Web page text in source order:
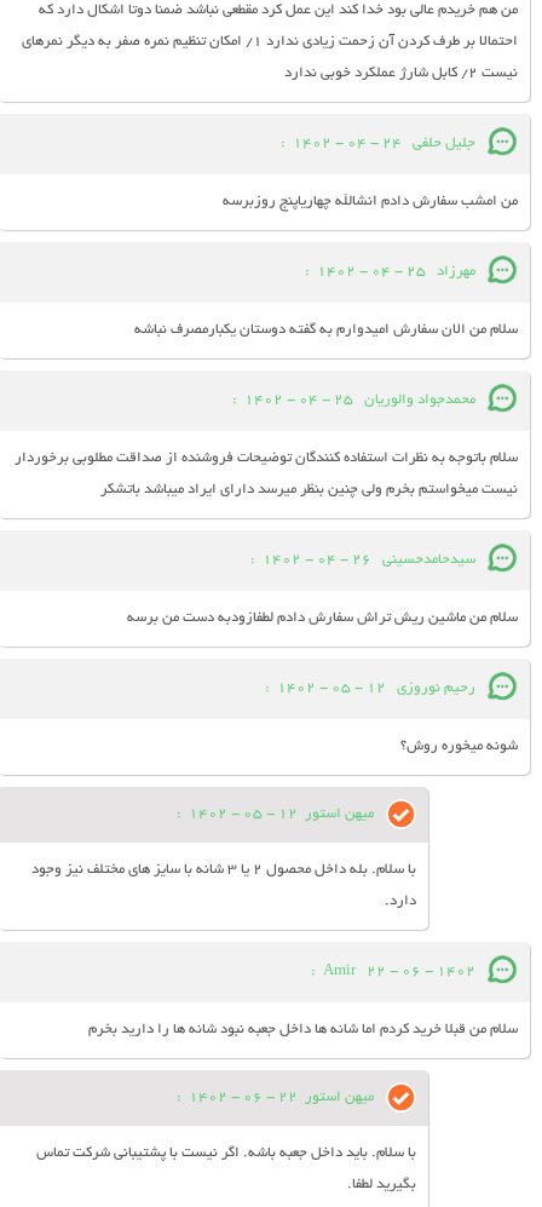
من هم خریدم عالی بود خدا کند این عمل کرد مقطعی نباشد ضمنا دوتا اشکال دارد که
احتمالا بر طرف کردن آن زحمت زیادی ندارد ۱/ امکان تنظیم نمره صفر به دیگر نمرهای
نیست ۲/ کابل شارژ عملکرد خوبی ندارد
جلیل حلفی 24 - 04 - 1402
:
من امشب سفارش دادم انشالله چهاریاپنج روزبرسه
مهرزاد 25 - 04 - 1402
:
سلام من الان سفارش امیدوارم به گفته دوستان یکبارمصرف نباشه
محمدجواد والوریان 25 - 04 - 1402
:
سلام باتوجه به نظرات استفاده کنندگان توضیحات فروشنده از صداقت مطلوبی برخوردار
نیست میخواستم بخرم ولی چنین بنظر میرسد دارای ایراد میباشد باتشکر
سیدحامدحسینی 26 - 04 - 1402
:
سلام من ماشین ریش تراش سفارش دادم لطفازودبه دست من برسه
رحیم نوروزی 12 - 05 - 1402
:
شونه میخوره روش؟
میهن استور 12 - 05 - 1402
:
با سلام. بله داخل محصول 2 یا 3 شانه با سایز های مختلف نیز وجود
دارد.
Amir 22 - 06 - 1402
:
سلام من قبلا خرید کردم اما شانه ها داخل جعبه نبود شانه ها را دارید بخرم
میهن استور 22 - 06 - 1402
:
با سلام. باید داخل جعبه باشه. اگر نیست با پشتیبانی شرکت تماس
بگیرید لطفا.